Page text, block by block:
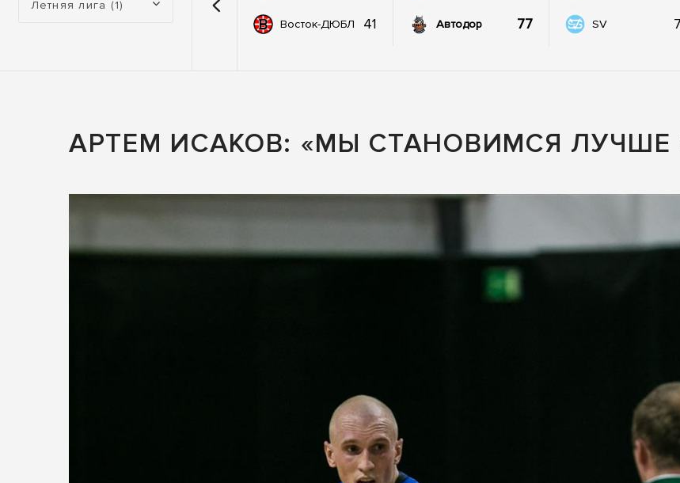
Летняя лига (1)
Восток-ДЮБЛ 41 Автодор 77 SV
АРТЕМ ИСАКОВ: «МЫ СТАНОВИМСЯ